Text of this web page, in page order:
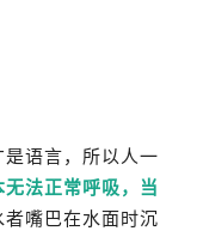
语言，所以人一
法正常呼吸，当
嘴巴在水面时沉